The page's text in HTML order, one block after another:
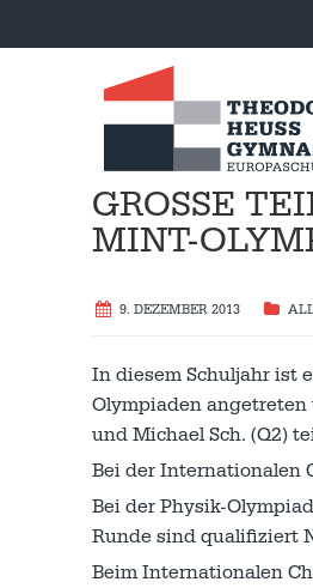
GROSSE
INT-
9. DEZEMBER 2013
In diesem Schuljahr ist
Olympiaden angetreten
und Michael Sch. (Q2)
Bei der Internationalen
Bei der Physik-
Runde sind qualifiziert
Beim Internationalen